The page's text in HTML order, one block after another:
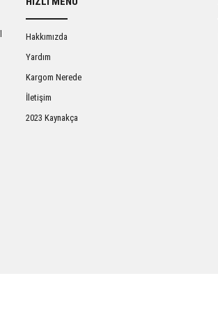
Hakkımızda
Yardım
Kargom Nerede
İletişim
2023 Kaynakça